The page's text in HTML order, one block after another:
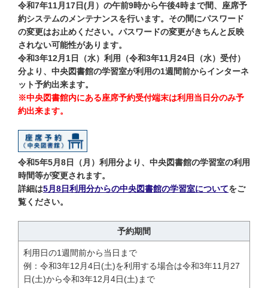
令和7年11月17日(月）の午前9時から午後4時まで間、座席予
約システムのメンテナンスを行います。その間にパスワード
の変更はお止めください。パスワードの変更がきちんと反映
されない可能性があります。
令和3年12月1日（水）利用（令和3年11月24日（水）受付）
分より、中央図書館の学習室が利用の1週間前からインターネ
ット予約出来ます。
※中央図書館内にある座席予約受付端末は利用当日分のみ予
約出来ます。
令和5年5月8日（月）利用分より、中央図書館の学習室の利用
時間等が変更されます。
詳細は5月8日利用分からの中央図書館の学習室についてをご
覧ください。
予約期間
利用日の1週間前から当日まで
例：令和3年12月4日(土)を利用する場合は令和3年11月27
日(土)から令和3年12月4日(土)まで